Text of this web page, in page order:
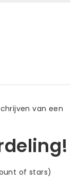
van een
of stars)